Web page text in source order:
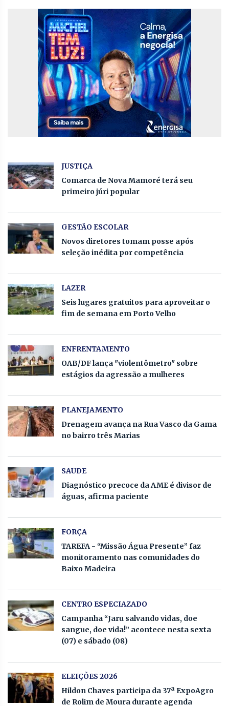
JUSTIÇA
Comarca de Nova Mamoré terá seu
primeiro júri popular
GESTÃO ESCOLAR
Novos diretores tomam posse após
seleção inédita por competência
LAZER
Seis lugares gratuitos para aproveitar o
fim de semana em Porto Velho
ENFRENTAMENTO
OAB/DF lança "violentômetro" sobre
estágios da agressão a mulheres
PLANEJAMENTO
Drenagem avança na Rua Vasco da Gama
no bairro três Marias
SAUDE
Diagnóstico precoce da AME é divisor de
águas, afirma paciente
FORÇA
TAREFA - “Missão Água Presente” faz
monitoramento nas comunidades do
Baixo Madeira
CENTRO ESPECIAZADO
Campanha “Jaru salvando vidas, doe
sangue, doe vida!” acontece nesta sexta
(07) e sábado (08)
ELEIÇÕES 2026
Hildon Chaves participa da 37ª ExpoAgro
de Rolim de Moura durante agenda